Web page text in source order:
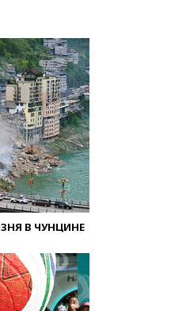
В ЧУНЦИНЕ